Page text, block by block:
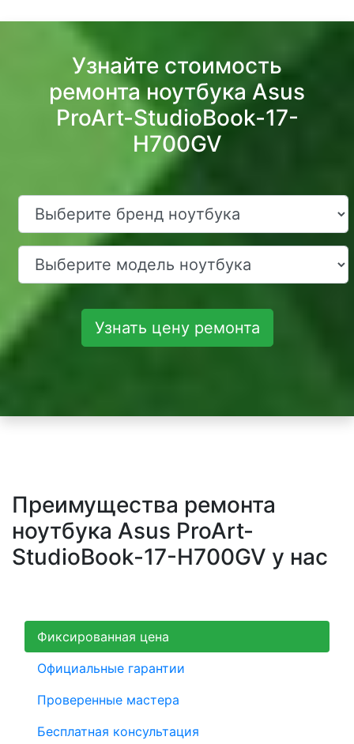
Узнайте стоимость
ремонта ноутбука Asus
ProArt-StudioBook-17-
H700GV
Узнать цену ремонта
Преимущества ремонта
ноутбука Asus ProArt-
StudioBook-17-H700GV у нас
Фиксированная цена
Официальные гарантии
Проверенные мастера
Бесплатная консультация